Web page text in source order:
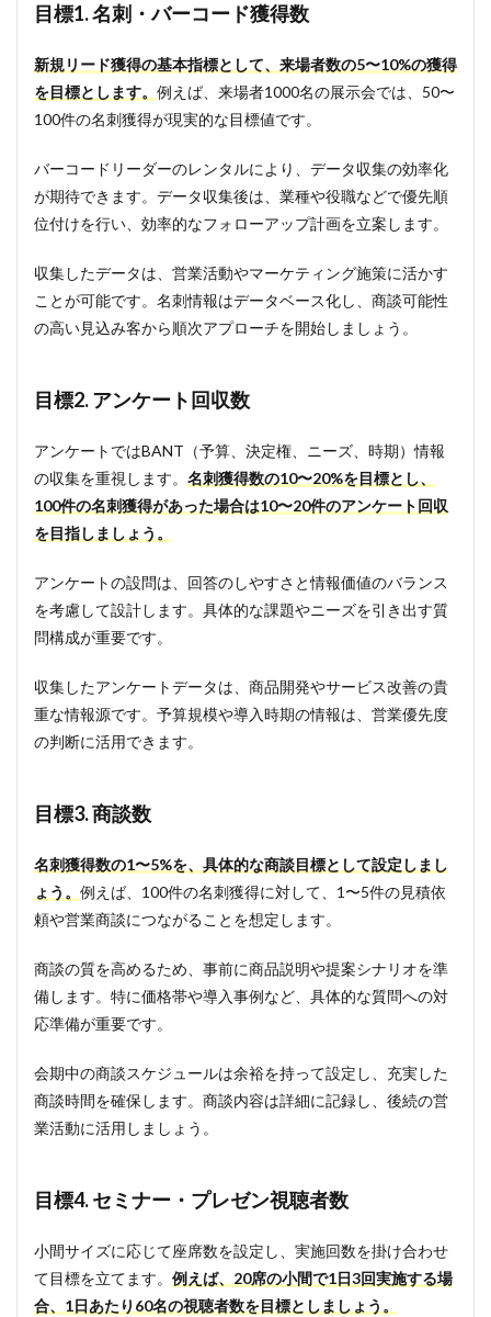
目標1. 名刺・バーコード獲得数
新規リード獲得の基本指標として、来場者数の5〜10%の獲得
を目標とします。 例えば、来場者1000名の展示会では、50〜
100件の名刺獲得が現実的な目標値です。
バーコードリーダーのレンタルにより、データ収集の効率化
が期待できます。データ収集後は、業種や役職などで優先順
位付けを行い、効率的なフォローアップ計画を立案します。
収集したデータは、営業活動やマーケティング施策に活かす
ことが可能です。名刺情報はデータベース化し、商談可能性
の高い見込み客から順次アプローチを開始しましょう。
目標2. アンケート回収数
アンケートではBANT（予算、決定権、ニーズ、時期）情報
の収集を重視します。 名刺獲得数の10〜20%を目標とし、
100件の名刺獲得があった場合は10〜20件のアンケート回収
を目指しましょう。
アンケートの設問は、回答のしやすさと情報価値のバランス
を考慮して設計します。具体的な課題やニーズを引き出す質
問構成が重要です。
収集したアンケートデータは、商品開発やサービス改善の貴
重な情報源です。予算規模や導入時期の情報は、営業優先度
の判断に活用できます。
目標3. 商談数
名刺獲得数の1〜5%を、具体的な商談目標として設定しまし
ょう。 例えば、100件の名刺獲得に対して、1〜5件の見積依
頼や営業商談につながることを想定します。
商談の質を高めるため、事前に商品説明や提案シナリオを準
備します。特に価格帯や導入事例など、具体的な質問への対
応準備が重要です。
会期中の商談スケジュールは余裕を持って設定し、充実した
商談時間を確保します。商談内容は詳細に記録し、後続の営
業活動に活用しましょう。
目標4. セミナー・プレゼン視聴者数
小間サイズに応じて座席数を設定し、実施回数を掛け合わせ
て目標を立てます。 例えば、20席の小間で1日3回実施する場
合、1日あたり60名の視聴者数を目標としましょう。